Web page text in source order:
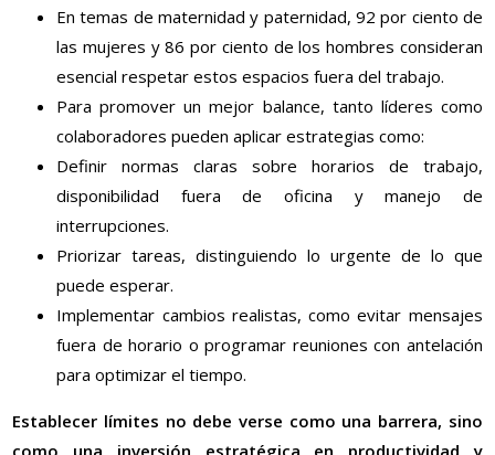
En temas de maternidad y paternidad, 92por ciento de
las mujeres y 86por ciento de los hombres consideran
esencial respetar estos espacios fuera del trabajo.
Para promover un mejor balance, tanto líderes como
colaboradores pueden aplicar estrategias como:
Definir normas claras sobre horarios de trabajo,
disponibilidad fuera de oficina y manejo de
interrupciones.
Priorizar tareas, distinguiendo lo urgente de lo que
puede esperar.
Implementar cambios realistas, como evitar mensajes
fuera de horario o programar reuniones con antelación
para optimizar el tiempo.
Establecer límites no debe verse como una barrera, sino